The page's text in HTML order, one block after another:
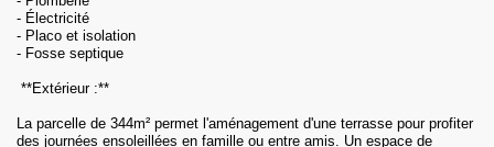
- Électricité
- Placo et isolation
- Fosse septique
**Extérieur :**
La parcelle de 344m² permet l'aménagement d'une terrasse pour profiter
des journées ensoleillées en famille ou entre amis. Un espace de